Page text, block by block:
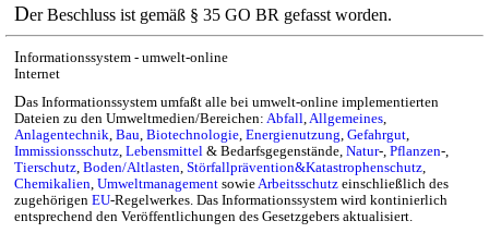
Der Beschluss ist gemäß § 35 GO BR gefasst worden.
Informationssystem - umwelt-online
Internet
Das Informationssystem umfaßt alle bei umwelt-online implementierten
Dateien zu den Umweltmedien/Bereichen: Abfall,Allgemeines,
Anlagentechnik, Bau, Biotechnologie, Energienutzung, Gefahrgut,
Immissionsschutz, Lebensmittel& Bedarfsgegenstände, Natur-, Pflanzen-,
Tierschutz, Boden/Altlasten, Störfallprävention&Katastrophenschutz,
Chemikalien, UmweltmanagementsowieArbeitsschutzeinschließlich des
zugehörigen EU-Regelwerkes. Das Informationssystem wird kontinierlich
entsprechend den Veröffentlichungen des Gesetzgebers aktualisiert.